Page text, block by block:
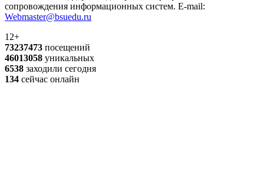
сопровождения информационных систем. E-mail:
Webmaster@bsuedu.ru
12+
73237473 посещений
46013058 уникальных
6538 заходили сегодня
134 сейчас онлайн